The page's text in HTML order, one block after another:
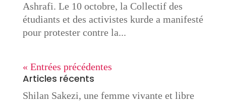
Ashrafi. Le 10 octobre, la Collectif des
étudiants et des activistes kurde a manifesté
pour protester contre la...
« Entrées précédentes
Articles récents
Shilan Sakezi, une femme vivante et libre